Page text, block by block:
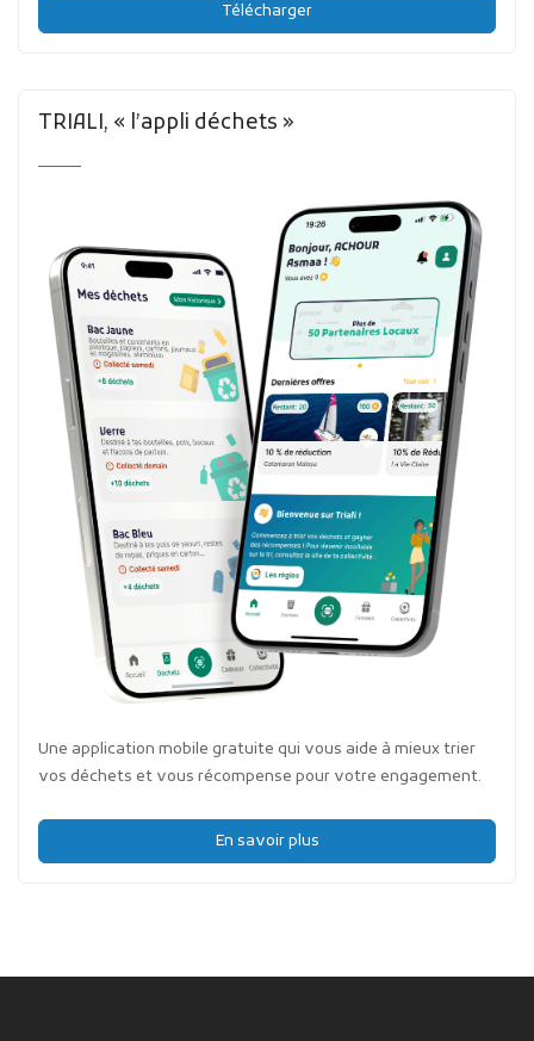
Télécharger
TRIALI, « l’appli déchets »
Une application mobile gratuite qui vous aide à mieux trier
vos déchets et vous récompense pour votre engagement.
En savoir plus